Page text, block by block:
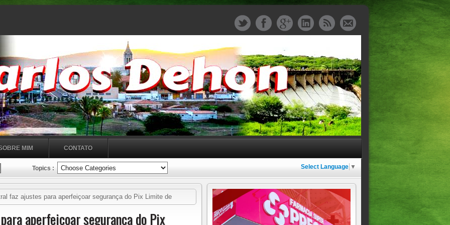
MIM CONTATO
Topics : Select Language ▼
faz ajustes para aperfeiçoar segurança do Pix Limite de
aperfeiçoar segurança do Pix